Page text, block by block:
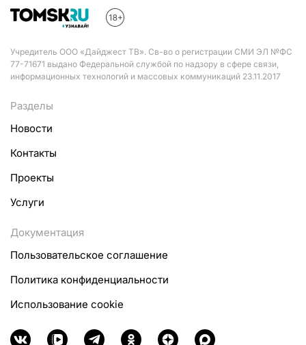
Учредитель ООО «Дайджест ТВ». Св-во о регистрации СМИ ЭЛ №ФС
77-71671 выдано Федеральной службой по надзору в сфере связи,
информационных технологий и массовых коммуникаций 23.11.2017
Разделы
Новости
Контакты
Проекты
Услуги
Документация
Пользовательское соглашение
Политика конфиденциальности
Использование cookie